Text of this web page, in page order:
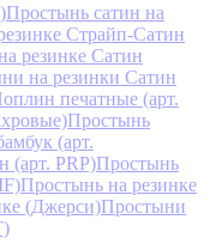
Простынь сатин на
Страйп-Сатин
резинке Сатин
на резинки Сатин
печатные (арт.
Простынь
(арт.
(арт. PRP)Простынь
Простынь на резинке
(Джерси)Простыни